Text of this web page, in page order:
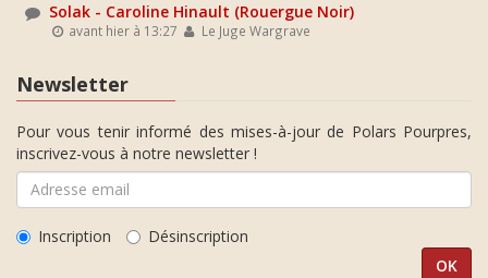
Solak - Caroline Hinault (Rouergue Noir)
avant hier à 13:27 Le Juge Wargrave
Newsletter
Pour vous tenir informé des mises-à-jour de Polars Pourpres,
inscrivez-vous à notre newsletter !
Inscription Désinscription